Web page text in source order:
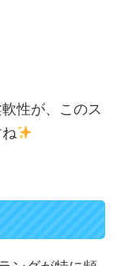
性が、このス